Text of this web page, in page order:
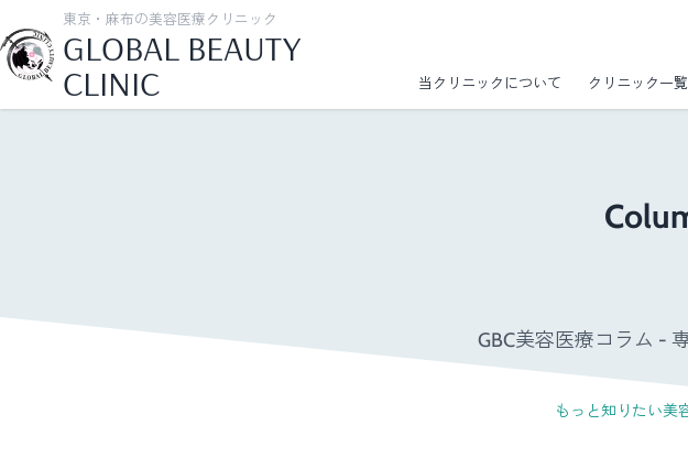
東京・麻布の美容医療クリニック
GLOBAL BEAUTY
CLINIC
当クリニックについて クリニック一覧
GBC美容医療コラム -
もっと知りたい美